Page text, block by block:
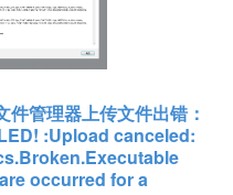
件管理器上传文件出错：
:Upload canceled:
occurred for a